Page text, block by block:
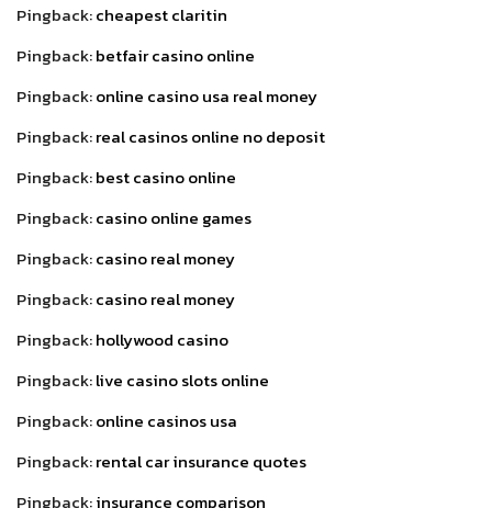
Pingback:cheapest claritin
Pingback:betfair casino online
Pingback:online casino usa real money
Pingback:real casinos online no deposit
Pingback:best casino online
Pingback:casino online games
Pingback:casino real money
Pingback:casino real money
Pingback:hollywood casino
Pingback:live casino slots online
Pingback:online casinos usa
Pingback:rental car insurance quotes
Pingback:insurance comparison